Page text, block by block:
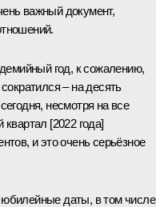
важный документ,
год, к сожалению,
– на десять
несмотря на все
[2022 года]
и это очень серьёзное
даты, в том числе